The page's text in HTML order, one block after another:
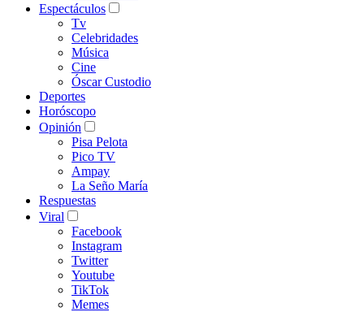
Espectáculos
Tv
Celebridades
Música
Cine
Óscar Custodio
Deportes
Horóscopo
Opinión
Pisa Pelota
Pico TV
Ampay
La Seño María
Respuestas
Viral
Facebook
Instagram
Twitter
Youtube
TikTok
Memes